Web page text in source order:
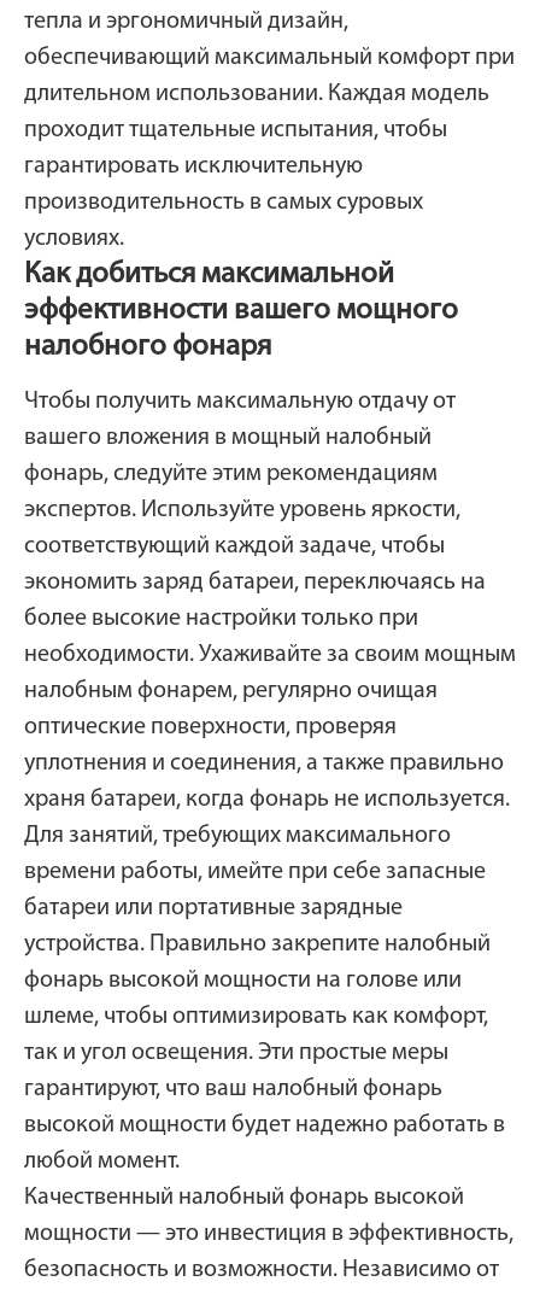
тепла и эргономичный дизайн,
обеспечивающий максимальный комфорт при
длительном использовании. Каждая модель
проходит тщательные испытания, чтобы
гарантировать исключительную
производительность в самых суровых
условиях.
Как добиться максимальной
эффективности вашего мощного
налобного фонаря
Чтобы получить максимальную отдачу от
вашего вложения в мощный налобный
фонарь, следуйте этим рекомендациям
экспертов. Используйте уровень яркости,
соответствующий каждой задаче, чтобы
экономить заряд батареи, переключаясь на
более высокие настройки только при
необходимости. Ухаживайте за своим мощным
налобным фонарем, регулярно очищая
оптические поверхности, проверяя
уплотнения и соединения, а также правильно
храня батареи, когда фонарь не используется.
Для занятий, требующих максимального
времени работы, имейте при себе запасные
батареи или портативные зарядные
устройства. Правильно закрепите налобный
фонарь высокой мощности на голове или
шлеме, чтобы оптимизировать как комфорт,
так и угол освещения. Эти простые меры
гарантируют, что ваш налобный фонарь
высокой мощности будет надежно работать в
любой момент.
Качественный налобный фонарь высокой
мощности — это инвестиция в эффективность,
безопасность и возможности. Независимо от